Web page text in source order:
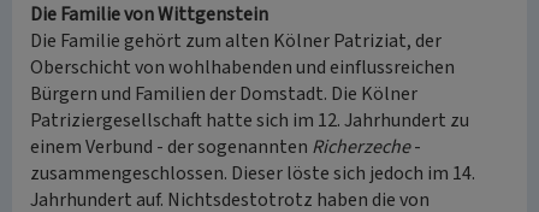
Die Familie von Wittgenstein
Die Familie gehört zum alten Kölner Patriziat, der
Oberschicht von wohlhabenden und einflussreichen
Bürgern und Familien der Domstadt. Die Kölner
Patriziergesellschaft hatte sich im 12. Jahrhundert zu
einem Verbund - der sogenannten Richerzeche-
zusammengeschlossen. Dieser löste sich jedoch im 14.
Jahrhundert auf. Nichtsdestotrotz haben die von